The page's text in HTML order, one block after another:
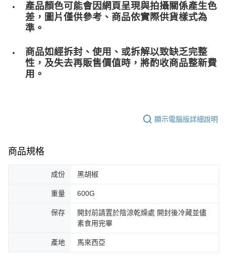
產品顏色可能會因網頁呈現與拍攝關係產生色
差，圖片僅供參考、商品依實際供貨樣式為
準。
商品如經拆封、使用、或拆解以致缺乏完整
性，及失去再販售價值時，將酌收商品整﻿新費
用。
顯示電腦版詳細說明
商品規格
成份 黑胡椒
重量 600G
保存
開封前請置於陰涼乾燥處 開封後冷藏並儘
素食用完畢
產地 馬來西亞